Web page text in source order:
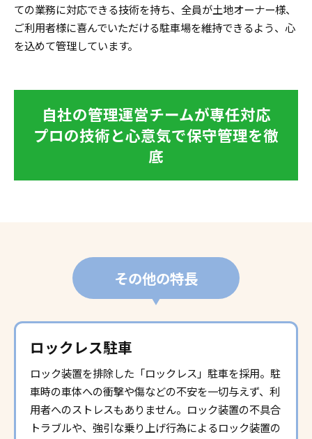
ての業務に対応できる技術を持ち、全員が土地オーナー様、
ご利用者様に喜んでいただける駐車場を維持できるよう、心
を込めて管理しています。
自社の管理運営チームが専任対応
プロの技術と心意気で保守管理を徹
底
その他の特長
ロックレス駐車
ロック装置を排除した「ロックレス」駐車を採用。駐
車時の車体への衝撃や傷などの不安を一切与えず、利
用者へのストレスもありません。ロック装置の不具合
トラブルや、強引な乗り上げ行為によるロック装置の